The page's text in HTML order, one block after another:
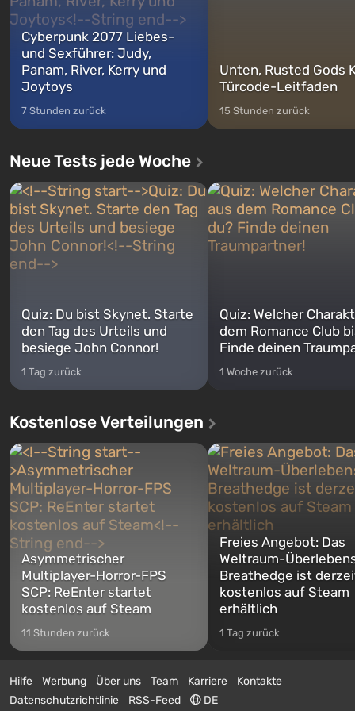
Cyberpunk 2077 Liebes-
und Sexführer: Judy,
Panam, River, Kerry und
Joytoys
7 Stunden zurück
Unten, Rusted Gods
Türcode-Leitfaden
15 Stunden zurück
Neue Tests jede Woche
Quiz: Du bist Skynet. Starte
den Tag des Urteils und
besiege John Connor!
1 Tag zurück
Quiz: Welcher
dem Romance Club
Finde deinen
1 Woche zurück
Kostenlose Verteilungen
Asymmetrischer
Multiplayer-Horror-FPS
SCP: ReEnter startet
kostenlos auf Steam
11 Stunden zurück
Freies Angebot: Das
Weltraum-
Breathedge ist
kostenlos auf Steam
erhältlich
1 Tag zurück
Hilfe Werbung Über uns Team Karriere
Kontakte
Datenschutzrichtlinie
RSS-Feed DE